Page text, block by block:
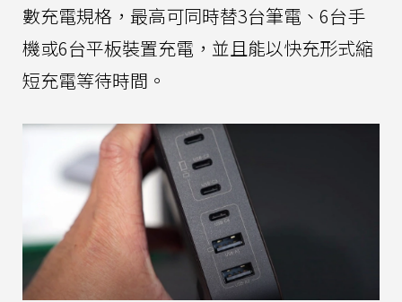
數充電規格，最高可同時替3台筆電、6台手
機或6台平板裝置充電，並且能以快充形式縮
短充電等待時間。